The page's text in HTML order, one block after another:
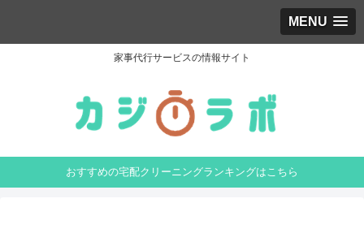
MENU
家事代行サービスの情報サイト
おすすめの宅配クリーニングランキングはこちら